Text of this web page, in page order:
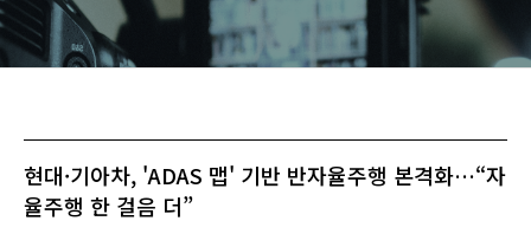
현대·기아차, 'ADAS 맵' 기반 반자율주행 본격화…“자
율주행 한 걸음 더”